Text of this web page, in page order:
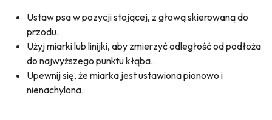
Ustaw psa w pozycji stojącej, z głową skierowaną do
przodu.
Użyj miarki lub linijki, aby zmierzyć odległość od podłoża
do najwyższego punktu kłąba.
Upewnij się, że miarka jest ustawiona pionowo i
nienachylona.